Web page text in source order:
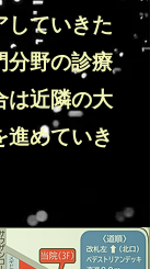
していきた
分野の診療
は近隣の大
進めていき